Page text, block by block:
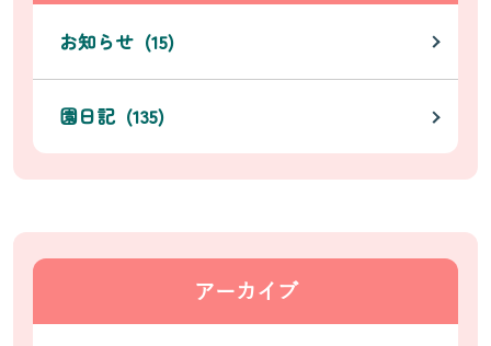
お知らせ (15)
園日記 (135)
アーカイブ